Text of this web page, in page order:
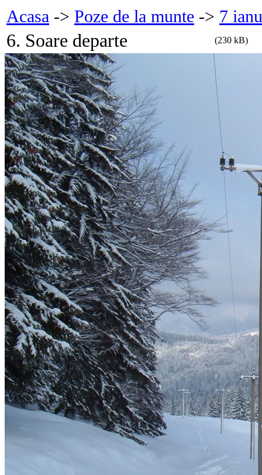
Acasa -> Poze de la munte -> 7
6. Soare departe (230 kB)